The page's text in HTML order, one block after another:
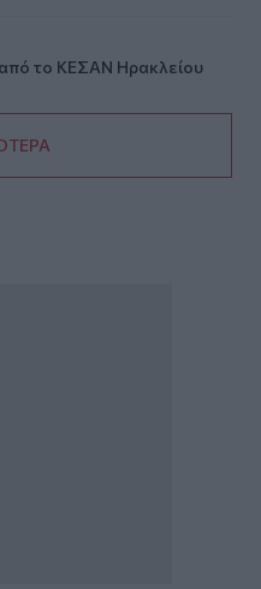
το ΚΕΣΑΝ Ηρακλείου